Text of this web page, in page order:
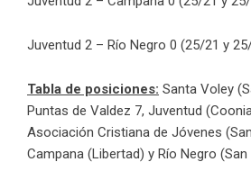
Juventud 2 – Río Negro 0 (25/21 y
Tabla de posiciones: Santa Voley
Puntas de Valdez 7, Juventud
Asociación Cristiana de Jóvenes
Campana (Libertad) y Río Negro